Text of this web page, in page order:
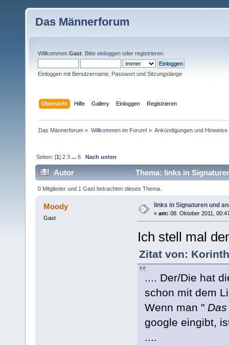
Das Männerforum
Willkommen Gast . Bitte einloggen oder registrieren
Einloggen mit Benutzername, Passwort und Sitzungslänge
Übersicht Hilfe Gallery Einloggen Registrieren
Das Männerforum » Willkommen im Forum! » Ankündigungen und Hinweise
Seiten: [1]2 3 ...6 Nach unten
Autor Thema: links in
0 Mitglieder und 1 Gast betrachten dieses Thema.
Moody
Gast
links in Signaturen und
« am: 08. Oktober 2011,
Ich stell mal
Zitat von:
.... Der/Die hat
schon mit dem
Wenn man "Das
google eingibt,
....